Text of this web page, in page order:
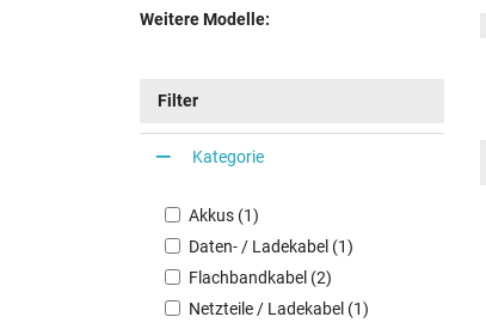
Weitere Modelle:
Filter
Kategorie
Akkus (1)
Daten- / Ladekabel (1)
Flachbandkabel (2)
Netzteile / Ladekabel (1)